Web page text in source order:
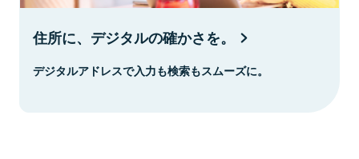
住所に、デジタルの確かさを。
デジタルアドレスで入力も検索もスムーズに。